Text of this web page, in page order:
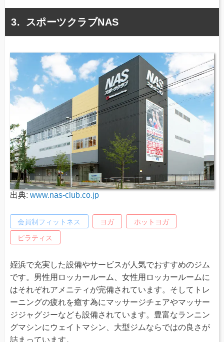
スポーツクラブNAS
出典: www.nas-club.co.jp
会員制フィットネス ヨガ ホットヨガ
ピラティス
姪浜で充実した設備やサービスが人気でおすすめのジム
です。男性用ロッカールーム、女性用ロッカールームに
はそれぞれアメニティが完備されています。そしてトレ
ーニングの疲れを癒す為にマッサージチェアやマッサー
ジジャグジーなども設備されています。豊富なランニン
グマシンにウェイトマシン、大型ジムならではの良さが
詰まっています。